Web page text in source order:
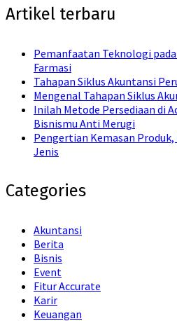
Artikel terbaru
Pemanfaatan Teknologi
Farmasi
Tahapan Siklus Akuntansi
Mengenal Tahapan Siklus
Inilah Metode Persediaan di
Bisnismu Anti Merugi
Pengertian Kemasan Produk,
Jenis
Categories
Akuntansi
Berita
Bisnis
Event
Fitur Accurate
Karir
Keuangan